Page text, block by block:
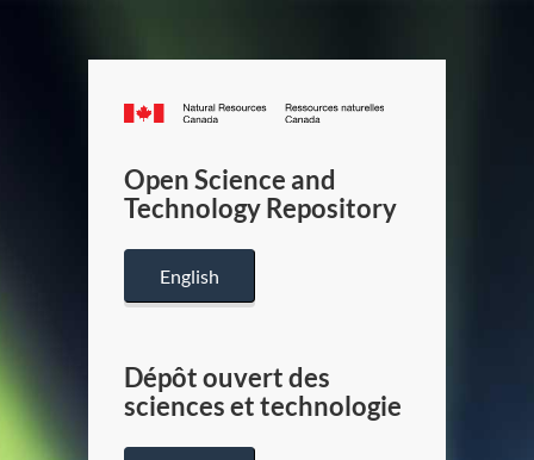
Canada.ca
/
Canada
Open Science and
Technology Repository
English
Dépôt ouvert des
sciences et technologie